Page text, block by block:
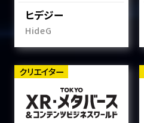
ヒデジー
HideG
クリエイター